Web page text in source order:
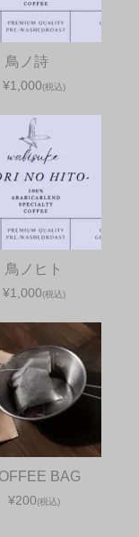
鳥ノ詩
¥1,000(税込)
鳥ノヒト
¥1,000(税込)
BAG
¥200(税込)